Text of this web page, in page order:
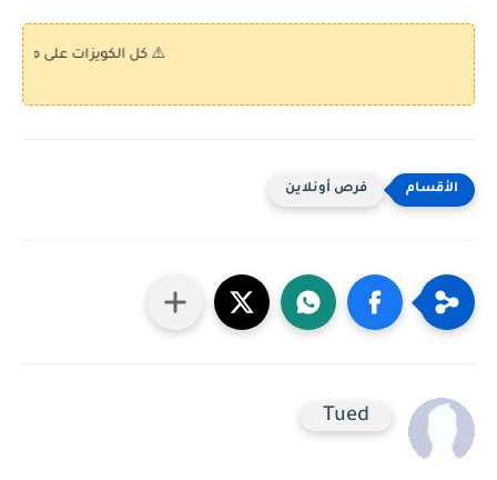
⚠️ كل الكويزات على موقع "كويز
فرص أونلاين
Tued